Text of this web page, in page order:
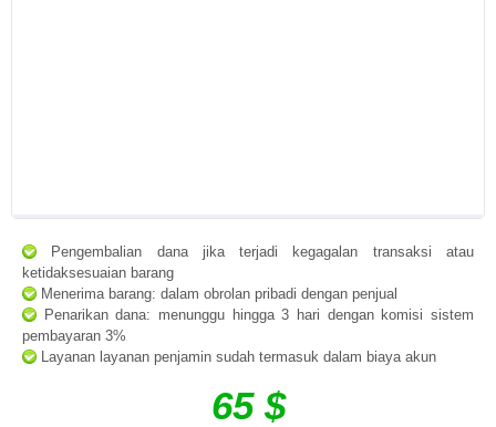
Pengembalian dana jika terjadi kegagalan transaksi atau
ketidaksesuaian barang
Menerima barang: dalam obrolan pribadi dengan penjual
Penarikan dana: menunggu hingga 3 hari dengan komisi sistem
pembayaran 3%
Layanan layanan penjamin sudah termasuk dalam biaya akun
65 $